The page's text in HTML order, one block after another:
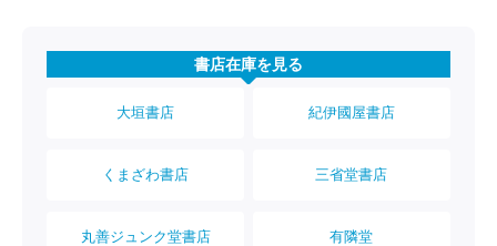
書店在庫を見る
大垣書店 紀伊國屋書店
くまざわ書店 三省堂書店
丸善ジュンク堂書店 有隣堂